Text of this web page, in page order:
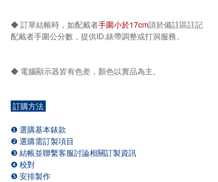
◆ 訂單結帳時，如配戴者手圍小於17cm請於備註區註記
配戴者手圍公分數，提供ID.錶帶調整或打洞服務。
◆ 電腦顯示器皆有色差，顏色以實品為主。
訂購方法
❶ 選購基本錶款
❷ 選購需訂製項目
❸ 結帳並聯繫客服討論相關訂製資訊
❹ 校對
❺ 安排製作